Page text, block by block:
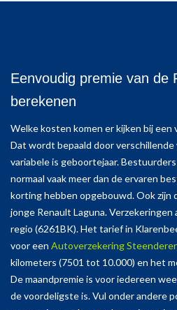
Eenvoudig premie van de
berekenen
Welke kosten komen er kijken bij een
Dat wordt bepaald door
variabele is geboortejaar.
normaal vaak meer dan de ervaren
korting hebben opgebouwd. Ook zijn
jonge Renault Laguna. Verzekeringen
regio (6261BK). Het tarief in
voor een Autoverzekering
kilometers (7501 tot 10.000) en het
De maandpremie is voor iedereen
de voordeligste is. Vul onder andere